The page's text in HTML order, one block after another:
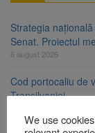
Strategia
Senat. Proiectul
6 august 2026
Cod portocaliu de
Transilvaniei
We use